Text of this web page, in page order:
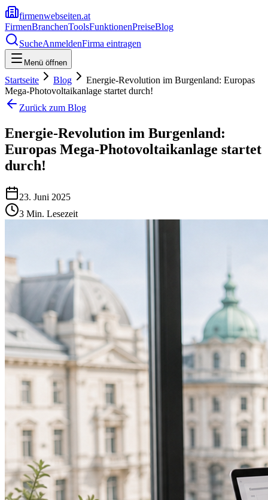
firmenwebseiten.at
FirmenBranchenToolsFunktionenPreiseBlog
SucheAnmeldenFirma eintragen
Menü öffnen
Startseite Blog
Energie-Revolution im Burgenland: Europas
Mega-Photovoltaikanlage startet durch!
Zurück zum Blog
Energie-Revolution im Burgenland:
Europas Mega-Photovoltaikanlage startet
durch!
23. Juni 2025
3 Min. Lesezeit